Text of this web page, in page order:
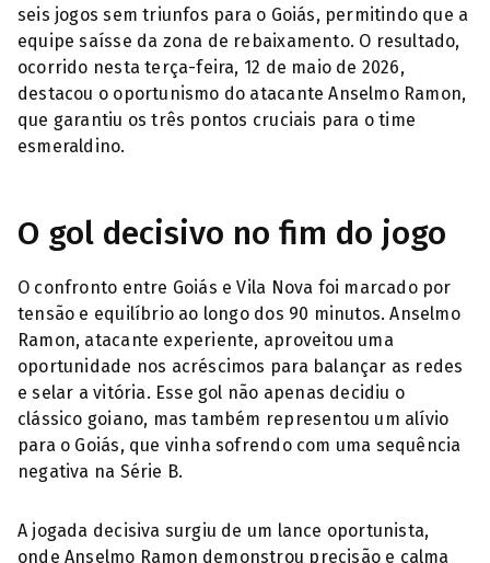
seis jogos sem triunfos para o Goiás, permitindo que a
equipe saísse da zona de rebaixamento. O resultado,
ocorrido nesta terça-feira, 12 de maio de 2026,
destacou o oportunismo do atacante Anselmo Ramon,
que garantiu os três pontos cruciais para o time
esmeraldino.
O gol decisivo no fim do jogo
O confronto entre Goiás e Vila Nova foi marcado por
tensão e equilíbrio ao longo dos 90 minutos. Anselmo
Ramon, atacante experiente, aproveitou uma
oportunidade nos acréscimos para balançar as redes
e selar a vitória. Esse gol não apenas decidiu o
clássico goiano, mas também representou um alívio
para o Goiás, que vinha sofrendo com uma sequência
negativa na Série B.
A jogada decisiva surgiu de um lance oportunista,
onde Anselmo Ramon demonstrou precisão e calma